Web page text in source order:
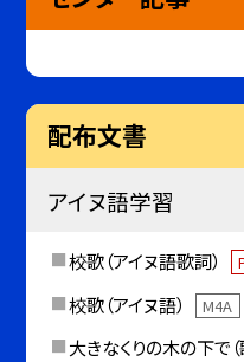
配布文書
アイヌ語学習
校歌（アイヌ語歌詞）
校歌（アイヌ語）
M4A
大きなくりの木の下で（